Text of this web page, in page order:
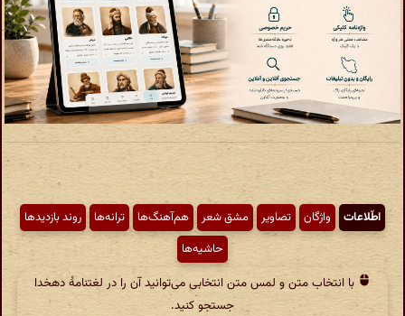
اطّلاعات واژگان تصاویر مشق شعر هم‌آهنگ‌ها ترانه‌ها
روند بازدیدها
حاشیه‌ها
با انتخاب متن و لمس متن انتخابی می‌توانید آن را در لغتنامهٔ دهخدا
جستجو کنید.